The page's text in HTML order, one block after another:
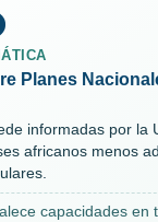
Planes
informadas por la
africanos menos
capacidades en